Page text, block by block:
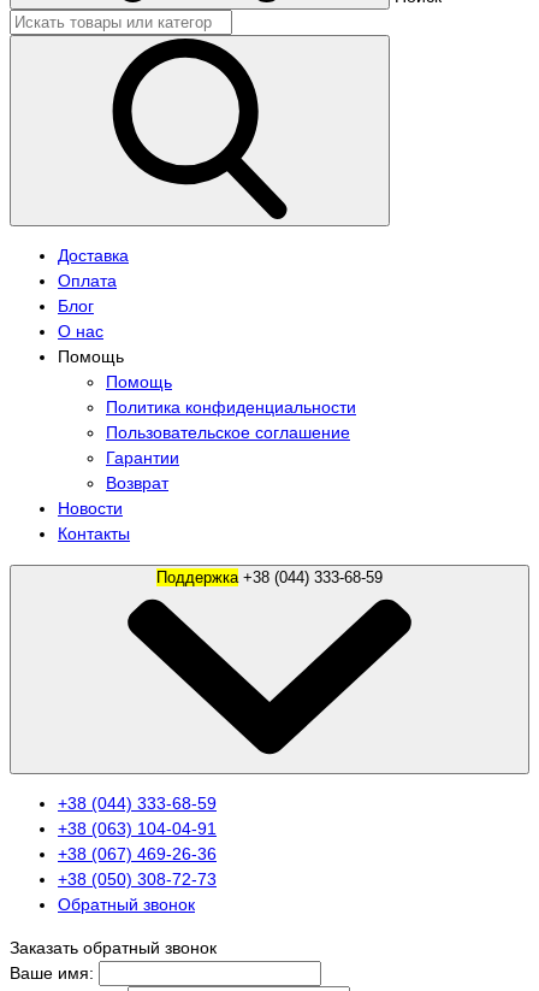
Доставка
Оплата
Блог
О нас
Помощь
Помощь
Политика конфиденциальности
Пользовательское соглашение
Гарантии
Возврат
Новости
Контакты
Поддержка
+38 (044) 333-68-59
+38 (063) 104-04-91
+38 (067) 469-26-36
+38 (050) 308-72-73
Обратный звонок
Заказать обратный звонок
Ваше имя: